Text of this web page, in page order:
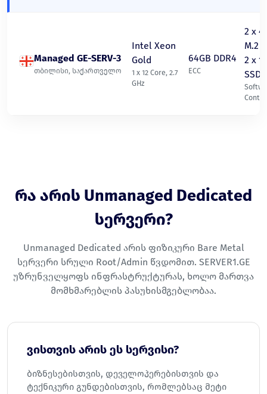
Managed GE-SERV-3
თბილისი, საქართველო
Intel Xeon
Gold
1 x 12 Core, 2.7
GHz
64GB DDR4
ECC
2 x
M.2
2 x 1
SSD
რა არის Unmanaged Dedicated
სერვერი?
Unmanaged Dedicated არის ფიზიკური Bare Metal
სერვერი სრული Root/Admin წვდომით. SERVER1.GE
უზრუნველყოფს ინფრასტრუქტურას, ხოლო მართვა
მომხმარებლის პასუხისმგებლობაა.
ვისთვის არის ეს სერვისი?
ბიზნესებისთვის, დეველოპერებისთვის და
ტექნიკური გუნდებისთვის, რომლებსაც მეტი